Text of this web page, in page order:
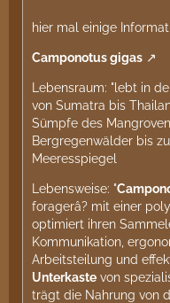
hier mal einige
Camponotus gigas
Lebensraum: "lebt in
von Sumatra bis
Sümpfe des
Bergregenwälder bis
Meeresspiegel
Lebensweise: "
foragerâ? mit einer
optimiert ihren
Kommunikation,
Arbeitsteilung und
Unterkaste von
trägt die Nahrung von